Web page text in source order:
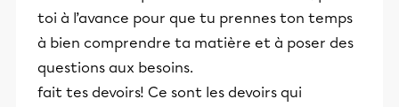
toi à l’avance pour que tu prennes ton temps
à bien comprendre ta matière et à poser des
questions aux besoins.
fait tes devoirs! Ce sont les devoirs qui